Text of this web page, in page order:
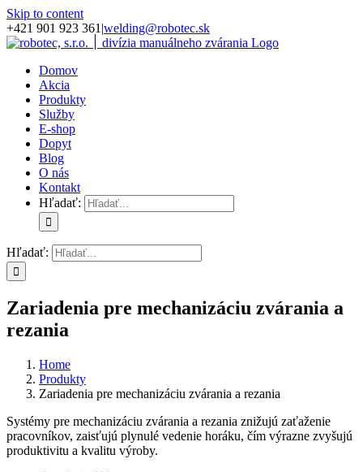
Skip to content
+421 901 923 361 |welding@robotec.sk
Domov
Akcia
Produkty
Služby
E-shop
Dopyt
Blog
O nás
Kontakt
Hľadať:
Hľadať:
Zariadenia pre mechanizáciu zvárania a
rezania
Home
Produkty
Zariadenia pre mechanizáciu zvárania a rezania
Systémy pre mechanizáciu zvárania a rezania znižujú zaťaženie
pracovníkov, zaisťujú plynulé vedenie horáku, čím výrazne zvyšujú
produktivitu a kvalitu výroby.